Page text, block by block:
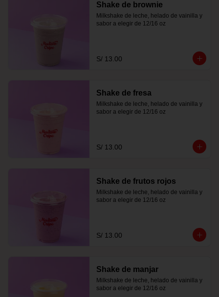
Shake de brownie
Milkshake de leche, helado de vainilla y
sabor a elegir de 12/16 oz
S/ 13.00
Shake de fresa
Milkshake de leche, helado de vainilla y
sabor a elegir de 12/16 oz
S/ 13.00
Shake de frutos rojos
Milkshake de leche, helado de vainilla y
sabor a elegir de 12/16 oz
S/ 13.00
Shake de manjar
Milkshake de leche, helado de vainilla y
sabor a elegir de 12/16 oz